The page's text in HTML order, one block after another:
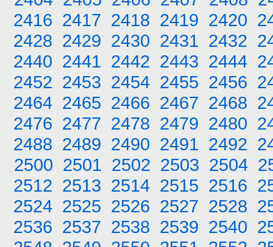
2416 2417 2418 2419 2420
2428 2429 2430 2431 2432
2440 2441 2442 2443 2444
2452 2453 2454 2455 2456
2464 2465 2466 2467 2468
2476 2477 2478 2479 2480
2488 2489 2490 2491 2492
2500 2501 2502 2503 2504
2512 2513 2514 2515 2516
2524 2525 2526 2527 2528
2536 2537 2538 2539 2540